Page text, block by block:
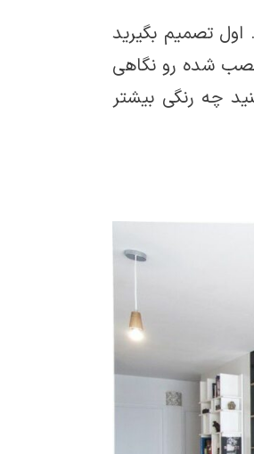
اول تصمیم بگیرید
نصب شده رو نگاهی
چه رنگی بیشتر